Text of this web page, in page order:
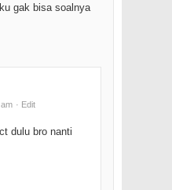
gak bisa soalnya
· Edit
dulu bro nanti